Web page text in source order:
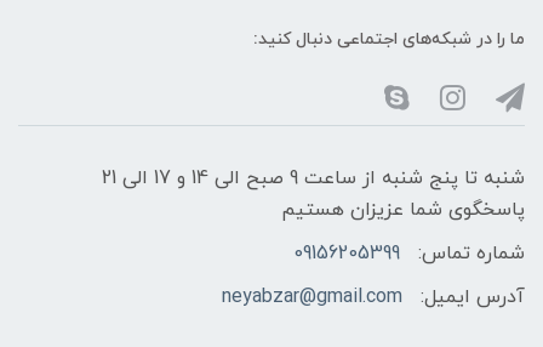
ما را در شبکه‌های اجتماعی دنبال کنید:
شنبه تا پنج شنبه از ساعت 9 صبح الی 14 و 17 الی 21
پاسخگوی شما عزیزان هستیم
شماره تماس:
09156205399
آدرس ایمیل:
neyabzar@gmail.com